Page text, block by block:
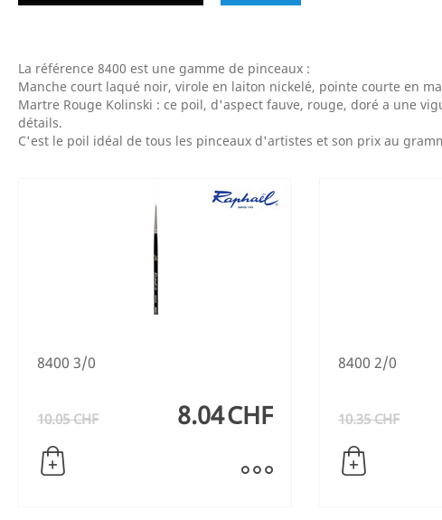
La référence 8400 est une gamme de pinceaux :
Manche court laqué noir, virole en laiton nickelé, pointe courte en
Martre Rouge Kolinski : ce poil, d'aspect fauve, rouge, doré a une
détails.
C'est le poil idéal de tous les pinceaux d'artistes et son prix au
8400 3/0
8.04CHF
10.05 CHF
8400 2/0
10.35 CHF